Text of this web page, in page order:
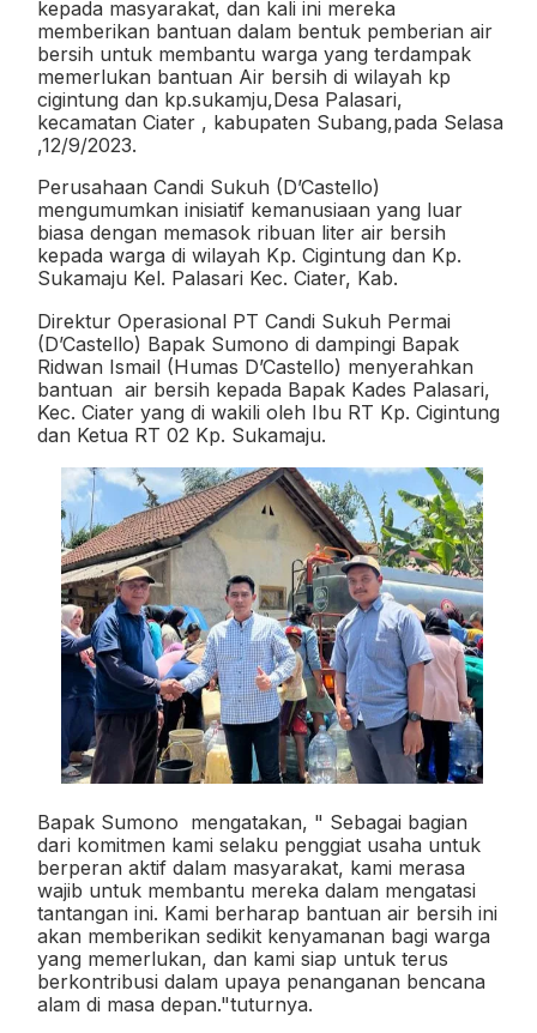
kepada masyarakat, dan kali ini mereka
memberikan bantuan dalam bentuk pemberian air
bersih untuk membantu warga yang terdampak
memerlukan bantuan Air bersih di wilayah kp
cigintung dan kp.sukamju,Desa Palasari,
kecamatan Ciater , kabupaten Subang,pada Selasa
,12/9/2023.
Perusahaan Candi Sukuh (D’Castello)
mengumumkan inisiatif kemanusiaan yang luar
biasa dengan memasok ribuan liter air bersih
kepada warga di wilayah Kp. Cigintung dan Kp.
Sukamaju Kel. Palasari Kec. Ciater, Kab.
Direktur Operasional PT Candi Sukuh Permai
(D’Castello) Bapak Sumono di dampingi Bapak
Ridwan Ismail (Humas D’Castello) menyerahkan
bantuan air bersih kepada Bapak Kades Palasari,
Kec. Ciater yang di wakili oleh Ibu RT Kp. Cigintung
dan Ketua RT 02 Kp. Sukamaju.
Bapak Sumono mengatakan, " Sebagai bagian
dari komitmen kami selaku penggiat usaha untuk
berperan aktif dalam masyarakat, kami merasa
wajib untuk membantu mereka dalam mengatasi
tantangan ini. Kami berharap bantuan air bersih ini
akan memberikan sedikit kenyamanan bagi warga
yang memerlukan, dan kami siap untuk terus
berkontribusi dalam upaya penanganan bencana
alam di masa depan."tuturnya.